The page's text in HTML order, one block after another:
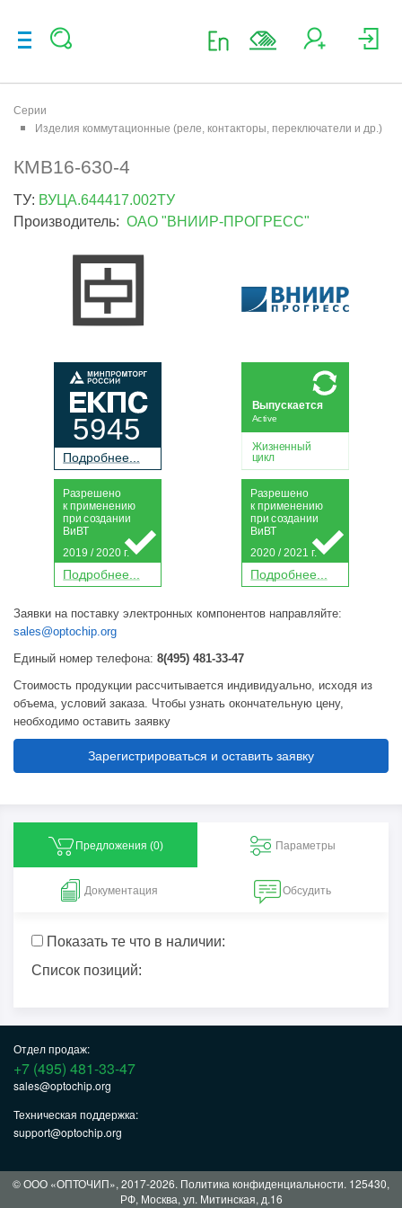
Серии
Изделия коммутационные (реле, контакторы, переключатели и др.)
КМВ16-630-4
ТУ: ВУЦА.644417.002ТУ
Производитель: ОАО "ВНИИР-ПРОГРЕСС"
Подробнее...
5945
Жизненный
цикл
Active
Выпускается
Подробнее...
Разрешено
к применению
присоздании
Ви ВТ
2019 / 2020 г.
Подробнее...
Разрешено
к применению
присоздании
Ви ВТ
2020 / 2021 г.
Заявки на поставку электронных компонентов направляйте:
sales@optochip.org
Единый номер телефона: 8(495) 481-33-47
Стоимость продукции рассчитывается индивидуально, исходя из
объема, условий заказа. Чтобы узнать окончательную цену,
необходимо оставить заявку
Зарегистрироваться и оставить заявку
Предложения (0) Параметры
Документация Обсудить
Показать те что в наличии:
Список позиций:
Отдел продаж:
+7 (495) 481-33-47
sales@optochip.org
Техническая поддержка:
support@optochip.org
© ООО «ОПТОЧИП», 2017-2026. Политика конфиденциальности. 125430,
РФ, Москва, ул. Митинская, д.16